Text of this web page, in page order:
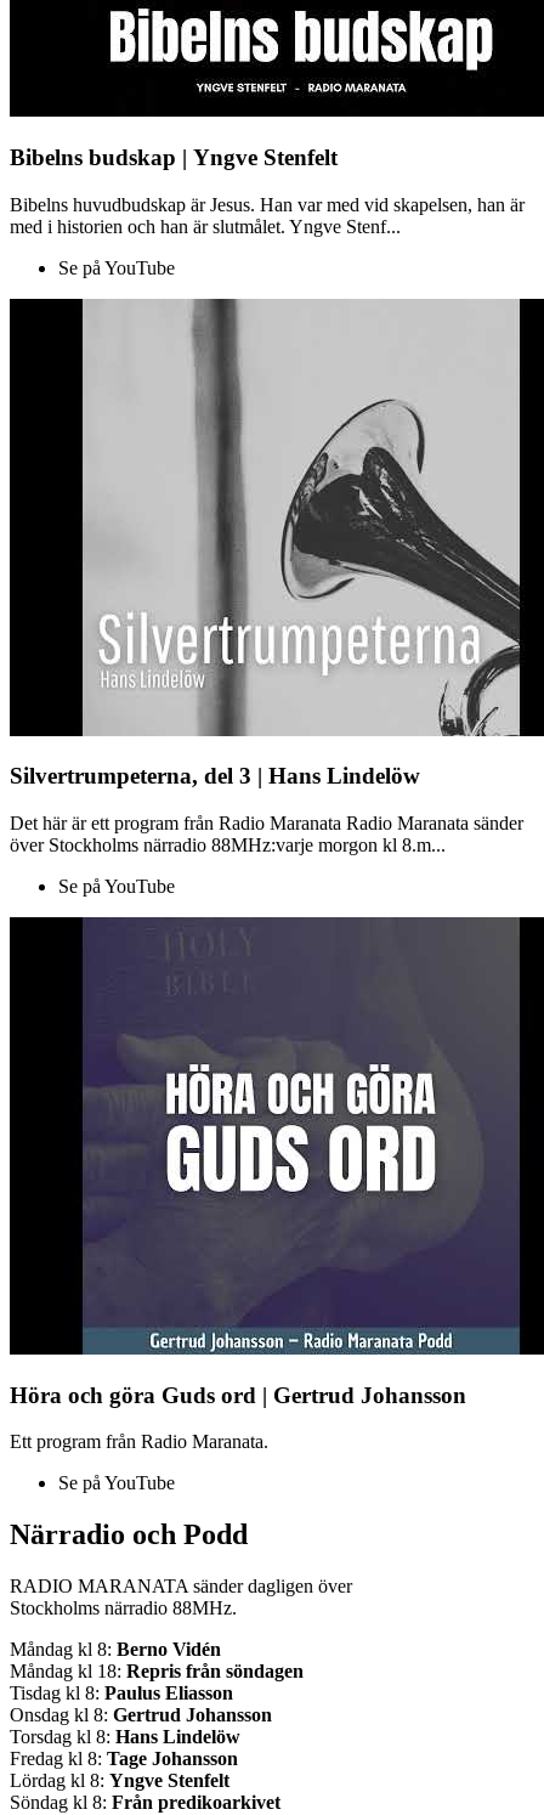
Bibelns budskap | Yngve Stenfelt
Bibelns huvudbudskap är Jesus. Han var med vid skapelsen, han är
med i historien och han är slutmålet. Yngve Stenf...
Se på YouTube
Silvertrumpeterna, del 3 | Hans Lindelöw
Det här är ett program från Radio Maranata Radio Maranata sänder
över Stockholms närradio 88MHz:varje morgon kl 8.m...
Se på YouTube
Höra och göra Guds ord | Gertrud Johansson
Ett program från Radio Maranata.
Se på YouTube
Närradio och Podd
RADIO MARANATA sänder dagligen över
Stockholms närradio 88MHz.
Måndag kl 8: Berno Vidén
Måndag kl 18: Repris från söndagen
Tisdag kl 8: Paulus Eliasson
Onsdag kl 8: Gertrud Johansson
Torsdag kl 8: Hans Lindelöw
Fredag kl 8: Tage Johansson
Lördag kl 8: Yngve Stenfelt
Söndag kl 8: Från predikoarkivet